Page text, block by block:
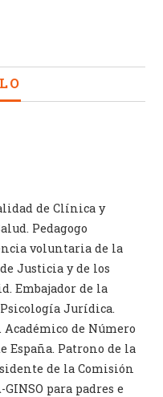
de Clínica y
Pedagogo
voluntaria de la
Justicia y de los
Embajador de la
Jurídica.
Académico de Número
España. Patrono de la
de la Comisión
para padres e